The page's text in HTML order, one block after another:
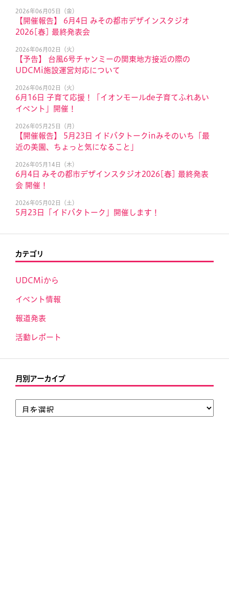
2026年06月05日（金）
【開催報告】 6月4日 みその都市デザインスタジオ
2026[春] 最終発表会
2026年06月02日（火）
【予告】 台風6号チャンミーの関東地方接近の際の
UDCMi施設運営対応について
2026年06月02日（火）
6月16日 子育て応援！「イオンモールde子育てふれあい
イベント」開催！
2026年05月25日（月）
【開催報告】 5月23日 イドバタトークinみそのいち「最
近の美園、ちょっと気になること」
2026年05月14日（木）
6月4日 みその都市デザインスタジオ2026[春] 最終発表
会 開催！
2026年05月02日（土）
5月23日「イドバタトーク」開催します！
カテゴリ
UDCMiから
イベント情報
報道発表
活動レポート
月別アーカイブ